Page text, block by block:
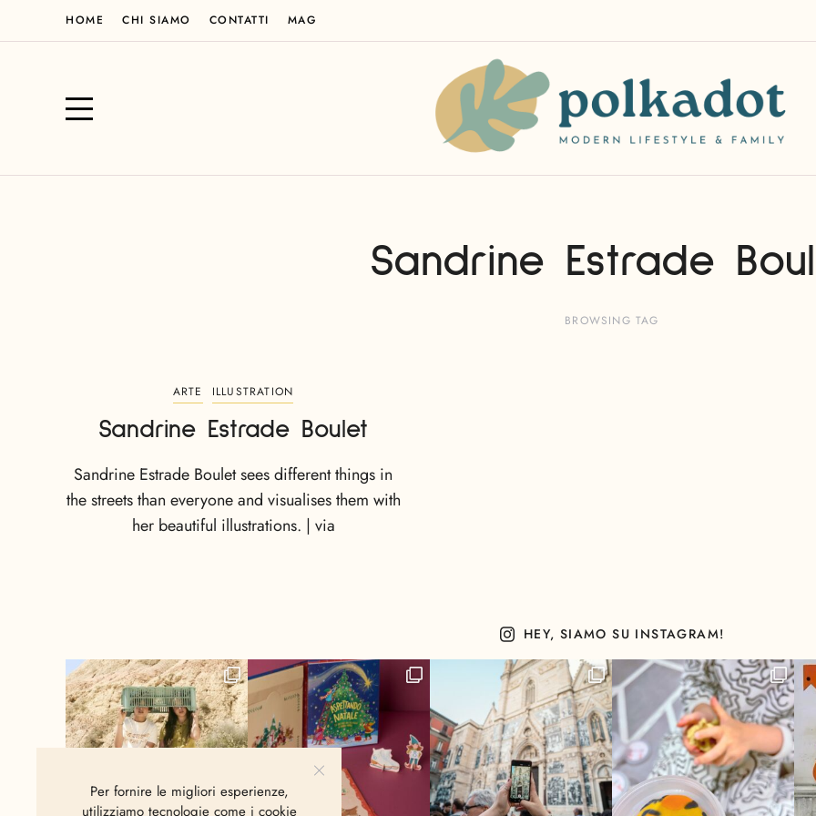
HOME CHI SIAMO CONTATTI MAG
Sandrine Estrade
BROWSING TAG
ARTE ILLUSTRATION
Sandrine Estrade Boulet
Sandrine Estrade Boulet sees different things in
the streets than everyone and visualises them with
her beautiful illustrations. | via
HEY, SIAMO SU INSTAGRAM!
Per fornire le migliori esperienze,
utilizziamo tecnologie come i cookie